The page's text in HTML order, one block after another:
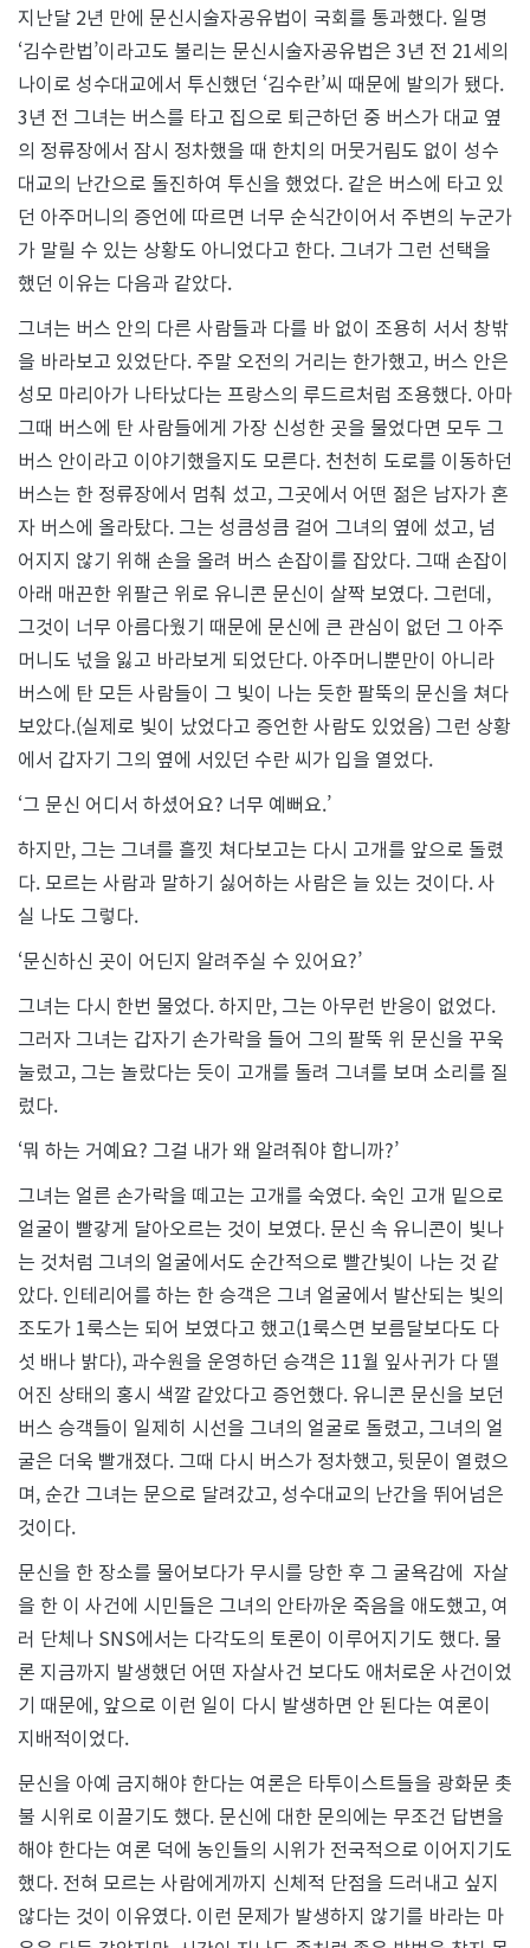
지난달 2년 만에 문신시술자공유법이 국회를 통과했다. 일명
‘김수란법’이라고도 불리는 문신시술자공유법은 3년 전 21세의
나이로 성수대교에서 투신했던 ‘김수란’씨 때문에 발의가 됐다.
3년 전 그녀는 버스를 타고 집으로 퇴근하던 중 버스가 대교 옆
의 정류장에서 잠시 정차했을 때 한치의 머뭇거림도 없이 성수
대교의 난간으로 돌진하여 투신을 했었다. 같은 버스에 타고 있
던 아주머니의 증언에 따르면 너무 순식간이어서 주변의 누군가
가 말릴 수 있는 상황도 아니었다고 한다. 그녀가 그런 선택을
했던 이유는 다음과 같았다.
그녀는 버스 안의 다른 사람들과 다를 바 없이 조용히 서서 창밖
을 바라보고 있었단다. 주말 오전의 거리는 한가했고, 버스 안은
성모 마리아가 나타났다는 프랑스의 루드르처럼 조용했다. 아마
그때 버스에 탄 사람들에게 가장 신성한 곳을 물었다면 모두 그
버스 안이라고 이야기했을지도 모른다. 천천히 도로를 이동하던
버스는 한 정류장에서 멈춰 섰고, 그곳에서 어떤 젊은 남자가 혼
자 버스에 올라탔다. 그는 성큼성큼 걸어 그녀의 옆에 섰고, 넘
어지지 않기 위해 손을 올려 버스 손잡이를 잡았다. 그때 손잡이
아래 매끈한 위팔근 위로 유니콘 문신이 살짝 보였다. 그런데,
그것이 너무 아름다웠기 때문에 문신에 큰 관심이 없던 그 아주
머니도 넋을 잃고 바라보게 되었단다. 아주머니뿐만이 아니라
버스에 탄 모든 사람들이 그 빛이 나는 듯한 팔뚝의 문신을 쳐다
보았다.(실제로 빛이 났었다고 증언한 사람도 있었음) 그런 상황
에서 갑자기 그의 옆에 서있던 수란 씨가 입을 열었다.
‘그 문신 어디서 하셨어요? 너무 예뻐요.’
하지만, 그는 그녀를 흘낏 쳐다보고는 다시 고개를 앞으로 돌렸
다. 모르는 사람과 말하기 싫어하는 사람은 늘 있는 것이다. 사
실 나도 그렇다.
‘문신하신 곳이 어딘지 알려주실 수 있어요?’
그녀는 다시 한번 물었다. 하지만, 그는 아무런 반응이 없었다.
그러자 그녀는 갑자기 손가락을 들어 그의 팔뚝 위 문신을 꾸욱
눌렀고, 그는 놀랐다는 듯이 고개를 돌려 그녀를 보며 소리를 질
렀다.
‘뭐 하는 거예요? 그걸 내가 왜 알려줘야 합니까?’
그녀는 얼른 손가락을 떼고는 고개를 숙였다. 숙인 고개 밑으로
얼굴이 빨갛게 달아오르는 것이 보였다. 문신 속 유니콘이 빛나
는 것처럼 그녀의 얼굴에서도 순간적으로 빨간빛이 나는 것 같
았다. 인테리어를 하는 한 승객은 그녀 얼굴에서 발산되는 빛의
조도가 1룩스는 되어 보였다고 했고(1룩스면 보름달보다도 다
섯 배나 밝다), 과수원을 운영하던 승객은 11월 잎사귀가 다 떨
어진 상태의 홍시 색깔 같았다고 증언했다. 유니콘 문신을 보던
버스 승객들이 일제히 시선을 그녀의 얼굴로 돌렸고, 그녀의 얼
굴은 더욱 빨개졌다. 그때 다시 버스가 정차했고, 뒷문이 열렸으
며, 순간 그녀는 문으로 달려갔고, 성수대교의 난간을 뛰어넘은
것이다.
문신을 한 장소를 물어보다가 무시를 당한 후 그 굴욕감에 자살
을 한 이 사건에 시민들은 그녀의 안타까운 죽음을 애도했고, 여
러 단체나 SNS에서는 다각도의 토론이 이루어지기도 했다. 물
론 지금까지 발생했던 어떤 자살사건 보다도 애처로운 사건이었
기 때문에, 앞으로 이런 일이 다시 발생하면 안 된다는 여론이
지배적이었다.
문신을 아예 금지해야 한다는 여론은 타투이스트들을 광화문 촛
불 시위로 이끌기도 했다. 문신에 대한 문의에는 무조건 답변을
해야 한다는 여론 덕에 농인들의 시위가 전국적으로 이어지기도
했다. 전혀 모르는 사람에게까지 신체적 단점을 드러내고 싶지
않다는 것이 이유였다. 이런 문제가 발생하지 않기를 바라는 마